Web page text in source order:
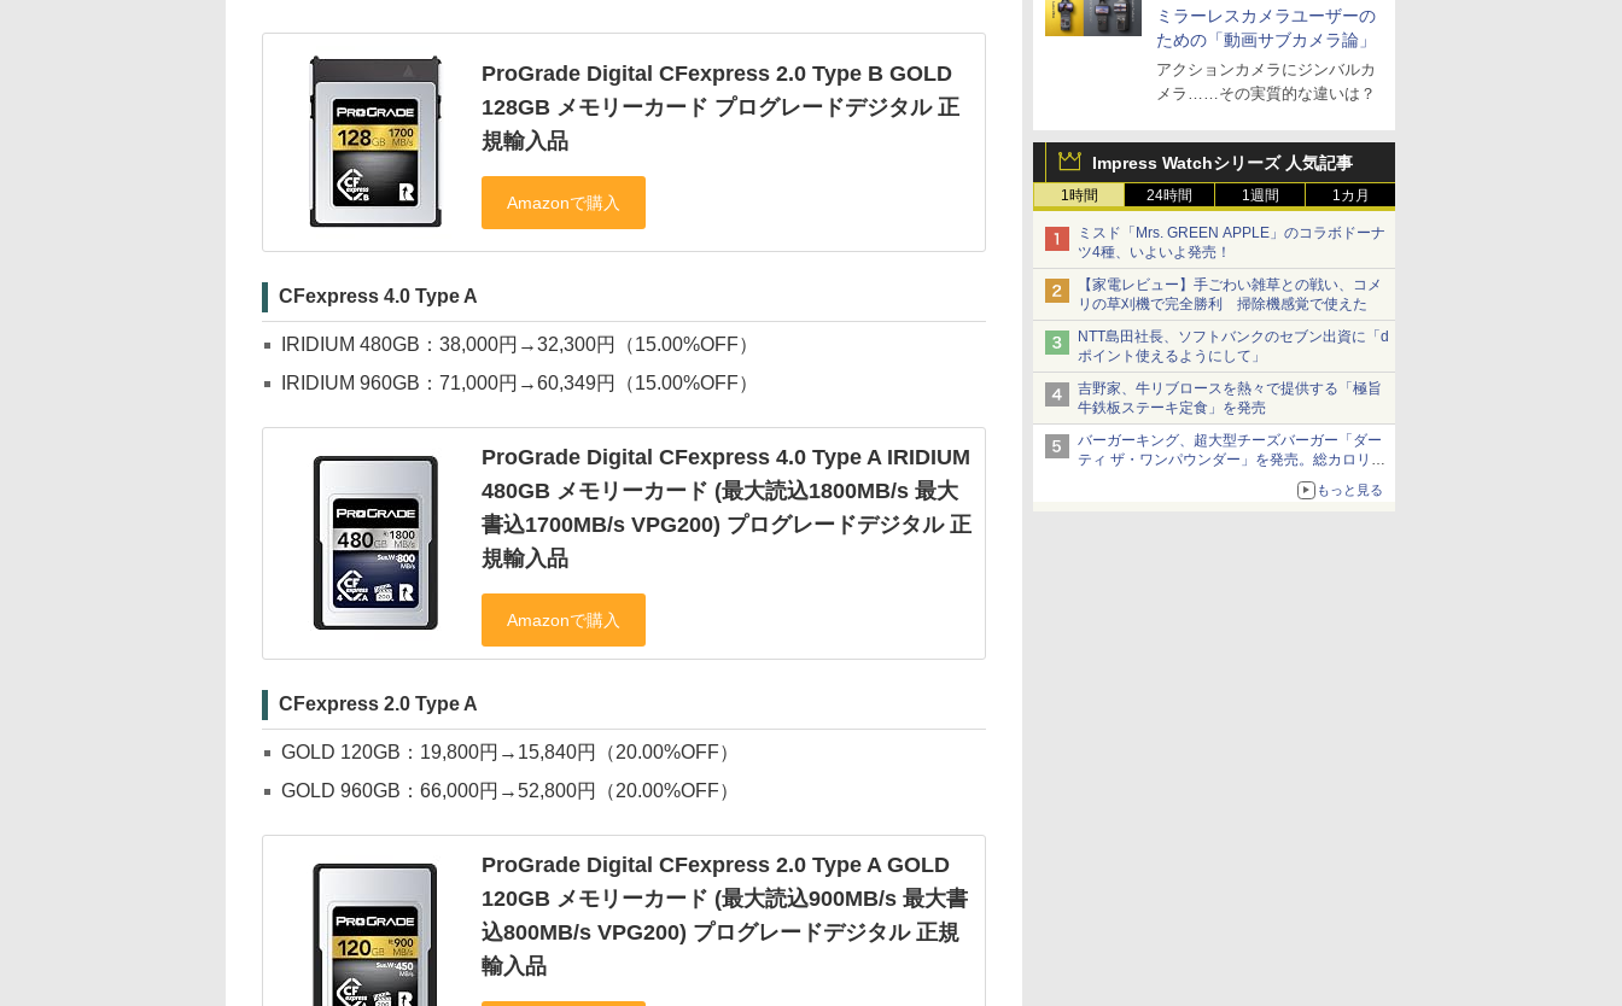
ミラーレスカメラユーザーの
ための「動画サブカメラ論」
アクションカメラにジンバルカ
メラ……その実質的な違いは？
Impress Watchシリーズ 人気記事
1時間 24時間 1週間 1カ月
ミスド「Mrs. GREEN APPLE」のコラボドーナ
ツ4種、いよいよ発売！
【家電レビュー】手ごわい雑草との戦い、コメ
リの草刈機で完全勝利 掃除機感覚で使えた
NTT島田社長、ソフトバンクのセブン出資に「d
ポイント使えるようにして」
吉野家、牛リブロースを熱々で提供する「極旨
牛鉄板ステーキ定食」を発売
バーガーキング、超大型チーズバーガー「ダー
ティ ザ・ワンパウンダー」を発売。総カロリー
もっと見る
ProGrade Digital CFexpress 2.0 Type B GOLD
128GB メモリーカード プログレードデジタル 正
規輸入品
CFexpress 4.0 Type A
IRIDIUM 480GB：38,000円→32,300円（15.00%OFF）
IRIDIUM 960GB：71,000円→60,349円（15.00%OFF）
ProGrade Digital CFexpress 4.0 Type A IRIDIUM
480GB メモリーカード (最大読込1800MB/s 最大
書込1700MB/s VPG200) プログレードデジタル 正
規輸入品
CFexpress 2.0 Type A
GOLD 120GB：19,800円→15,840円（20.00%OFF）
GOLD 960GB：66,000円→52,800円（20.00%OFF）
ProGrade Digital CFexpress 2.0 Type A GOLD
120GB メモリーカード (最大読込900MB/s 最大書
込800MB/s VPG200) プログレードデジタル 正規
輸入品